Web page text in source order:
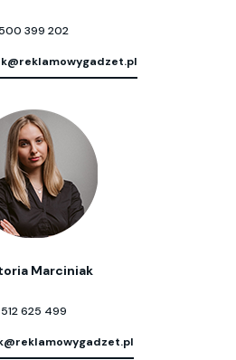
500 399 202
Marciniak
512 625 499